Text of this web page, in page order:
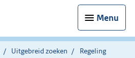
Menu
Uitgebreid zoeken Regeling